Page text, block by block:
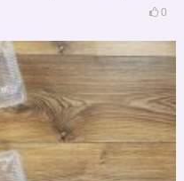
0